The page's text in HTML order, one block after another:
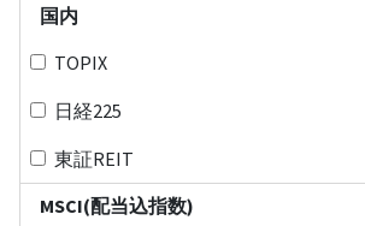
国内
TOPIX
日経225
東証REIT
MSCI(配当込指数)